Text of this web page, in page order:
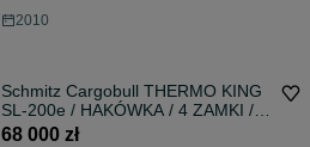
agregat Carrier VECTOR 1850 /
2010
Schmitz Cargobull THERMO KING
SL-200e / HAKÓWKA / 4 ZAMKI /
PIERWSZA OŚ PODNSZONA /
68 000 zł